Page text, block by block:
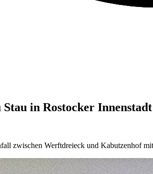
in Rostocker Innenstadt
zwischen Werftdreieck und Kabutzenhof